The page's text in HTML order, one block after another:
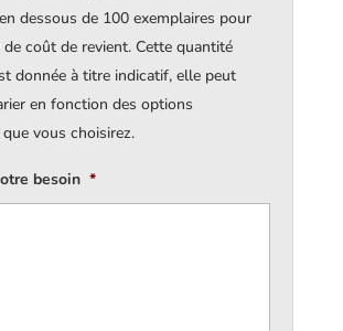
dessous de 100 exemplaires pour
coût de revient. Cette quantité
donnée à titre indicatif, elle peut
en fonction des options
vous choisirez.
besoin *